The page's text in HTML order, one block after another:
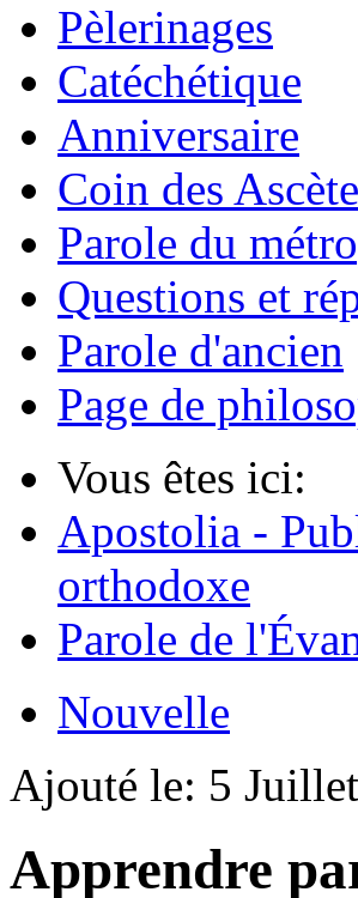
Pèlerinages
Catéchétique
Anniversaire
Coin des
Parole du
Questions et
Parole d'ancien
Page de
Vous êtes ici:
Apostolia -
orthodoxe
Parole de
Nouvelle
Ajouté le: 5
Apprendre